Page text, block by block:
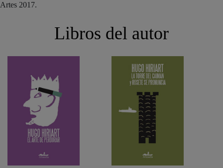
Artes 2017.
Libros del autor